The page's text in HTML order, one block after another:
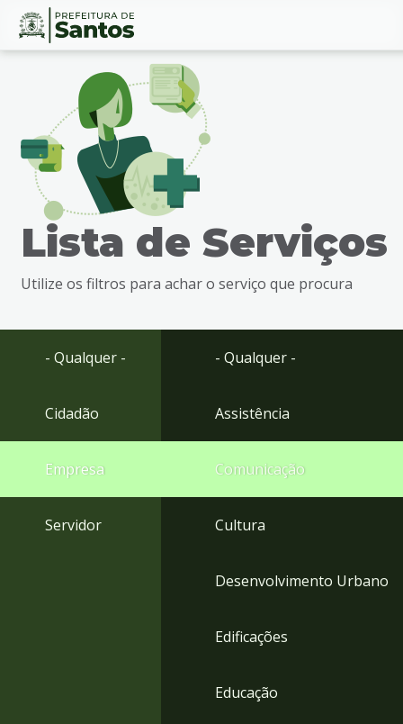
Ir
busca
Ir
Conteúdo
Lista de Serviços
Utilize os filtros para achar o serviço que procura
- Qualquer -
Cidadão
Empresa
Servidor
- Qualquer -
Assistência
Comunicação
Cultura
Desenvolvimento Urbano
Edificações
Educação